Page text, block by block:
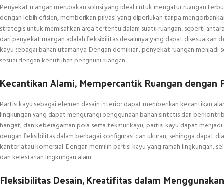
Penyekat ruangan merupakan solusi yang ideal untuk mengatur ruangan
dengan lebih efisien, memberikan privasi yang diperlukan tanpa
strategis untuk memisahkan area tertentu dalam suatu ruangan, seperti
dari penyekat ruangan adalah fleksibilitas desainnya yang dapat disesuaikan
kayu sebagai bahan utamanya. Dengan demikian, penyekat ruangan
sesuai dengan kebutuhan penghuni ruangan.
Kecantikan Alami, Mempercantik Ruangan dengan
Partisi kayu sebagai elemen desain interior dapat memberikan kecantikan
lingkungan yang dapat mengurangi penggunaan bahan sintetis dan
hangat, dan keberagaman pola serta tekstur kayu, partisi kayu dapat
dengan fleksibilitas dalam berbagai konfigurasi dan ukuran, sehingga dapat
kantor atau komersial. Dengan memilih partisi kayu yang ramah lingkungan,
dan kelestarian lingkungan alam.
Fleksibilitas Desain, Kreatifitas dalam